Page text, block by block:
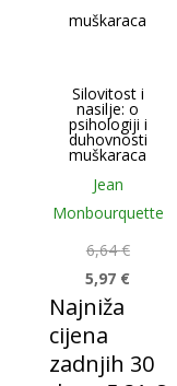
Silovitost i
nasilje: o
psihologiji i
duhovnosti
muškaraca
Jean
Monbourquette
6,64€
5,97 €
Najniža
cijena
zadnjih 30